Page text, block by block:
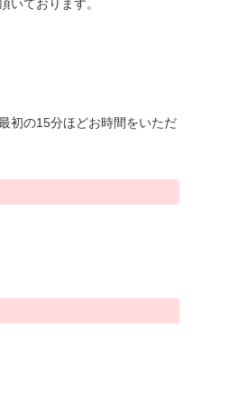
いております。
初の15分ほどお時間をいただ